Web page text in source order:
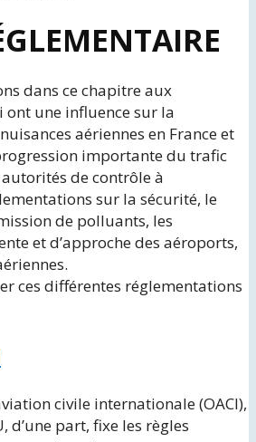
dans ce chapitre aux
une influence sur la
aériennes en France et
importante du trafic
de contrôle à
sur la sécurité, le
de polluants, les
et d’approche des aéroports,
ces différentes réglementations
civile internationale (OACI),
d’une part, fixe les règles